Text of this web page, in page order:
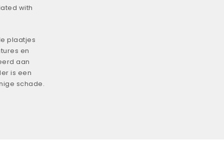
with
plaatjes
en
aan
is een
schade.